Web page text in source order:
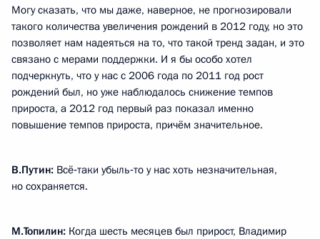
Могу сказать, что мы даже, наверное, не прогнозировали
такого количества увеличения рождений в 2012 году, но это
позволяет нам надеяться на то, что такой тренд задан, и это
связано с мерами поддержки. И я бы особо хотел
подчеркнуть, что у нас с 2006 года по 2011 год рост
рождений был, но уже наблюдалось снижение темпов
прироста, а 2012 год первый раз показал именно
повышение темпов прироста, причём значительное.
В.Путин: Всё‑таки убыль‑то у нас хоть незначительная,
но сохраняется.
М.Топилин: Когда шесть месяцев был прирост, Владимир